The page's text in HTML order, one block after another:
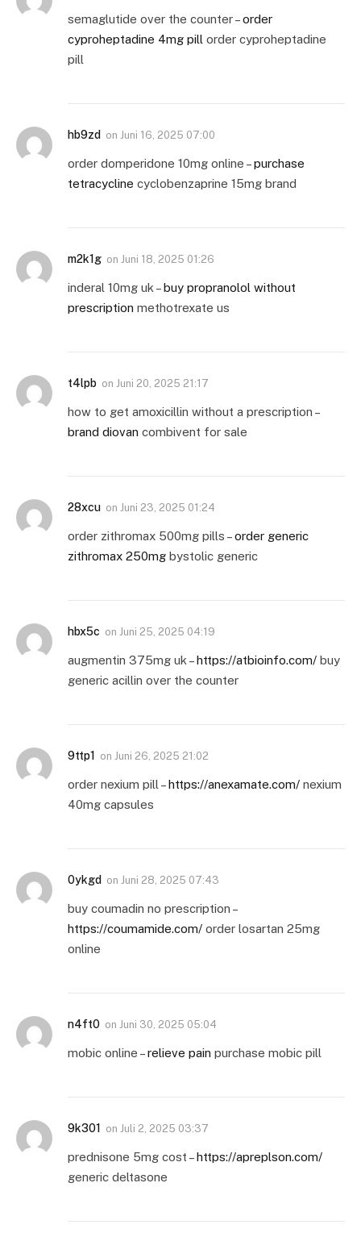
semaglutide over the counter –order
cyproheptadine 4mg pill order cyproheptadine
pill
hb9zd on Juni 16, 2025 07:00
order domperidone 10mg online –purchase
tetracycline cyclobenzaprine 15mg brand
m2k1g on Juni 18, 2025 01:26
inderal 10mg uk –buy propranolol without
prescription methotrexate us
t4lpb on Juni 20, 2025 21:17
how to get amoxicillin without a prescription –
brand diovan combivent for sale
28xcu on Juni 23, 2025 01:24
order zithromax 500mg pills –order generic
zithromax 250mg bystolic generic
hbx5c on Juni 25, 2025 04:19
augmentin 375mg uk –https://atbioinfo.com/ buy
generic acillin over the counter
9ttp1 on Juni 26, 2025 21:02
order nexium pill –https://anexamate.com/ nexium
40mg capsules
0ykgd on Juni 28, 2025 07:43
buy coumadin no prescription –
https://coumamide.com/ order losartan 25mg
online
n4ft0 on Juni 30, 2025 05:04
mobic online –relieve pain purchase mobic pill
9k301 on Juli 2, 2025 03:37
prednisone 5mg cost –https://apreplson.com/
generic deltasone